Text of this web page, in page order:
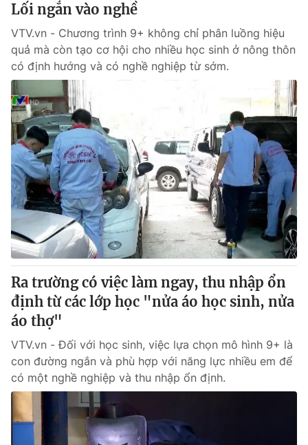
Lối ngắn vào nghề
VTV.vn - Chương trình 9+ không chỉ phân luồng hiệu
quả mà còn tạo cơ hội cho nhiều học sinh ở nông thôn
có định hướng và có nghề nghiệp từ sớm.
Ra trường có việc làm ngay, thu nhập ổn
định từ các lớp học "nửa áo học sinh, nửa
áo thợ"
VTV.vn - Đối với học sinh, việc lựa chọn mô hình 9+ là
con đường ngắn và phù hợp với năng lực nhiều em để
có một nghề nghiệp và thu nhập ổn định.